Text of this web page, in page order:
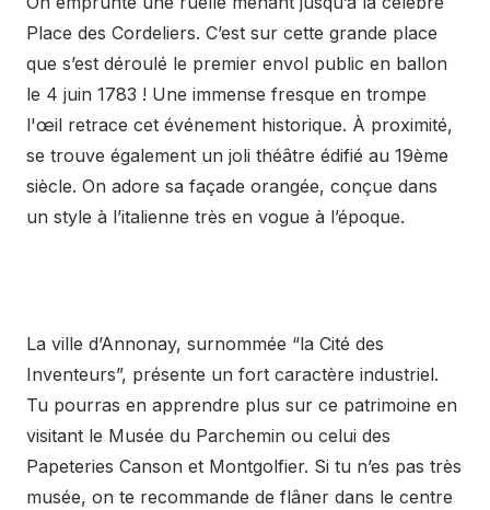
Place des Cordeliers. C’est sur cette grande place
que s’est déroulé le premier envol public en ballon
le 4 juin 1783 ! Une immense fresque en trompe
l'œil retrace cet événement historique. À proximité,
se trouve également un joli théâtre édifié au 19ème
siècle. On adore sa façade orangée, conçue dans
un style à l’italienne très en vogue à l’époque.
La ville d’Annonay, surnommée “la Cité des
Inventeurs”, présente un fort caractère industriel.
Tu pourras en apprendre plus sur ce patrimoine en
visitant le Musée du Parchemin ou celui des
Papeteries Canson et Montgolfier. Si tu n’es pas très
musée, on te recommande de flâner dans le centre